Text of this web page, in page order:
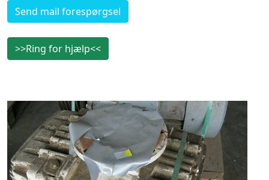
Send mail forespørgsel
>>Ring for hjælp<<